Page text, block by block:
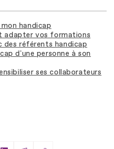
handicap
adapter vos formations
des référents handicap
d'une personne à son
ses collaborateurs